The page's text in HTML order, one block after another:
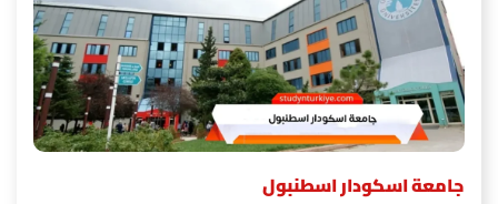
جامعة اسكودار اسطنبول